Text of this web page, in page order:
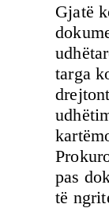
Gjatë
targa
pas
të